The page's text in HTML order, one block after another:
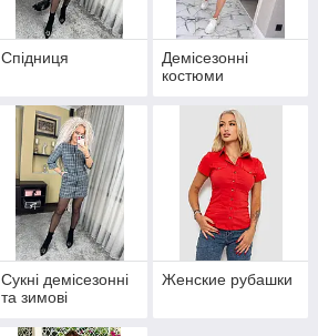
Спідниця
Демісезонні
костюми
Сукні демісезонні
та зимові
Женские рубашки